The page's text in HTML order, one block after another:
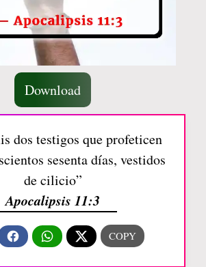
Download
dos testigos que profeticen
sesenta días, vestidos
de cilicio”
Apocalipsis 11:3